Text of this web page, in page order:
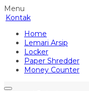
Menu
Kontak
Home
Lemari Arsip
Locker
Paper Shredder
Money Counter